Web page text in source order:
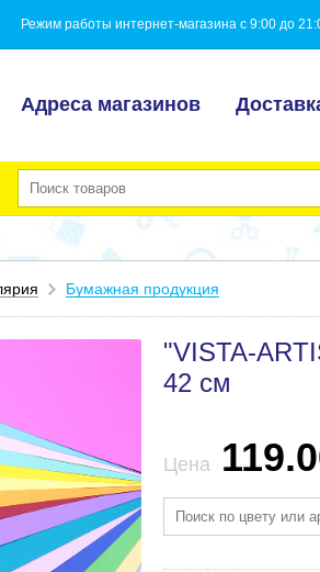
Режим работы интернет-магазина с 9:00 до
Адреса магазинов
Бумажная продукция
"VISTA-
42 см
Цена